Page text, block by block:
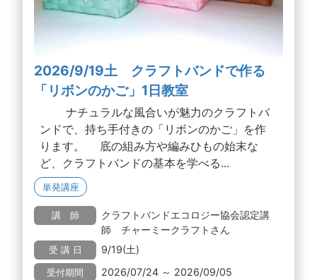
2026/9/19土 クラフトバンドで作る
「リボンのかご」1日教室
ナチュラルな風合いが魅力のクラフトバ
ンドで、持ち手付きの「リボンのかご」を作
ります。 底の組み方や編みひもの始末な
ど、クラフトバンドの基本を学べる...
単発講座
講 師
クラフトバンドエコロジー協会認定講
師 チャーミークラフトさん
受 講 日 9/19(土)
受付期間 2026/07/24 ～ 2026/09/05